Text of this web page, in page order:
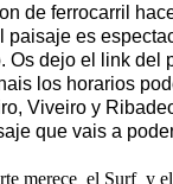
de ferrocarril
paisaje es
Os dejo el link del
los horarios
Viveiro y
que vais a
el Surf y el